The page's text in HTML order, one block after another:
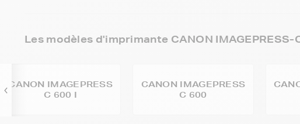
Les modèles d'imprimante CANON
CANON IMAGEPRESS
C 600 I
CANON IMAGEPRESS
C 600